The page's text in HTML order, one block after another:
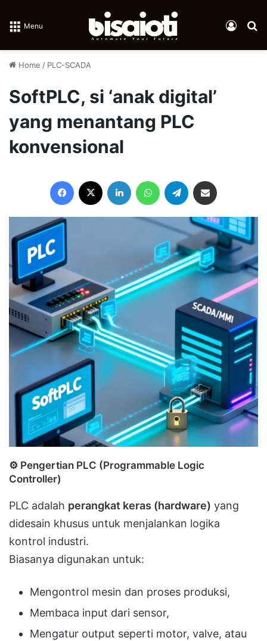
Menu Log In
Home / PLC-SCADA
SoftPLC, si ‘anak digital’
yang menantang PLC
konvensional
Facebook LinkedIn WhatsAppTelegram
⚙️ Pengertian PLC (Programmable Logic
Controller)
PLC adalah perangkat keras (hardware) yang
didesain khusus untuk menjalankan logika
kontrol industri.
Biasanya digunakan untuk:
Mengontrol mesin dan proses produksi,
Membaca input dari sensor,
Mengatur output seperti motor, valve, atau